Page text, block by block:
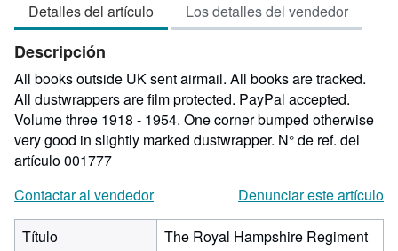
5
de
5
estrellas
Detalles del artículo Los detalles del vendedor
Descripción
All books outside UK sent airmail. All books are tracked.
All dustwrappers are film protected. PayPal accepted.
Volume three 1918 - 1954. One corner bumped otherwise
very good in slightly marked dustwrapper. N° de ref. del
artículo 001777
Contactar al vendedor
Denunciar este artículo
Título
The Royal Hampshire Regiment